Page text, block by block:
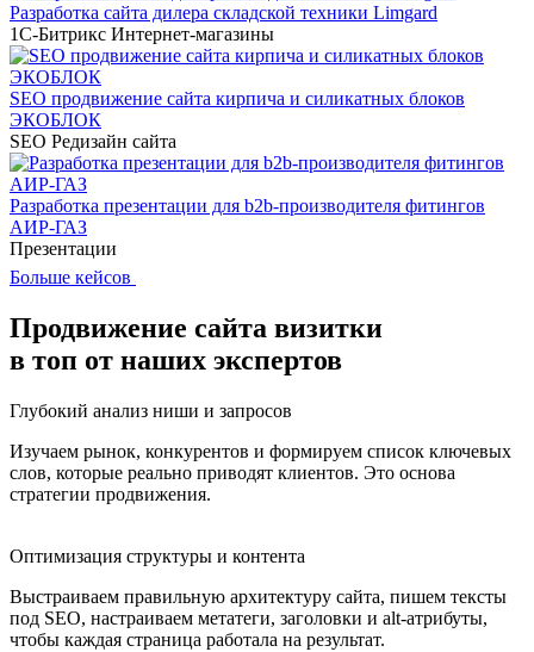
Разработка сайта дилера складской техники Limgard
1С-Битрикс Интернет-магазины
SEO продвижение сайта кирпича и силикатных блоков
ЭКОБЛОК
SEO Редизайн сайта
Разработка презентации для b2b-производителя фитингов
АИР-ГАЗ
Презентации
Больше кейсов
Продвижение сайта визитки
в топ от наших экспертов
Глубокий анализ ниши и запросов
Изучаем рынок, конкурентов и формируем список ключевых
слов, которые реально приводят клиентов. Это основа
стратегии продвижения.
Оптимизация структуры и контента
Выстраиваем правильную архитектуру сайта, пишем тексты
под SEO, настраиваем метатеги, заголовки и alt-атрибуты,
чтобы каждая страница работала на результат.